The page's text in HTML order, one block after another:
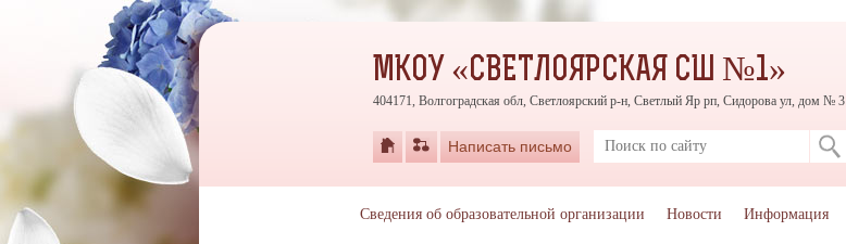
МКОУ «СВЕТЛОЯРСКАЯ СШ №1»
404171, Волгоградская обл, Светлоярский р-н, Светлый Яр рп, Сидорова ул, дом № 3
Написать письмо
Сведения об образовательной организации Новости Информация